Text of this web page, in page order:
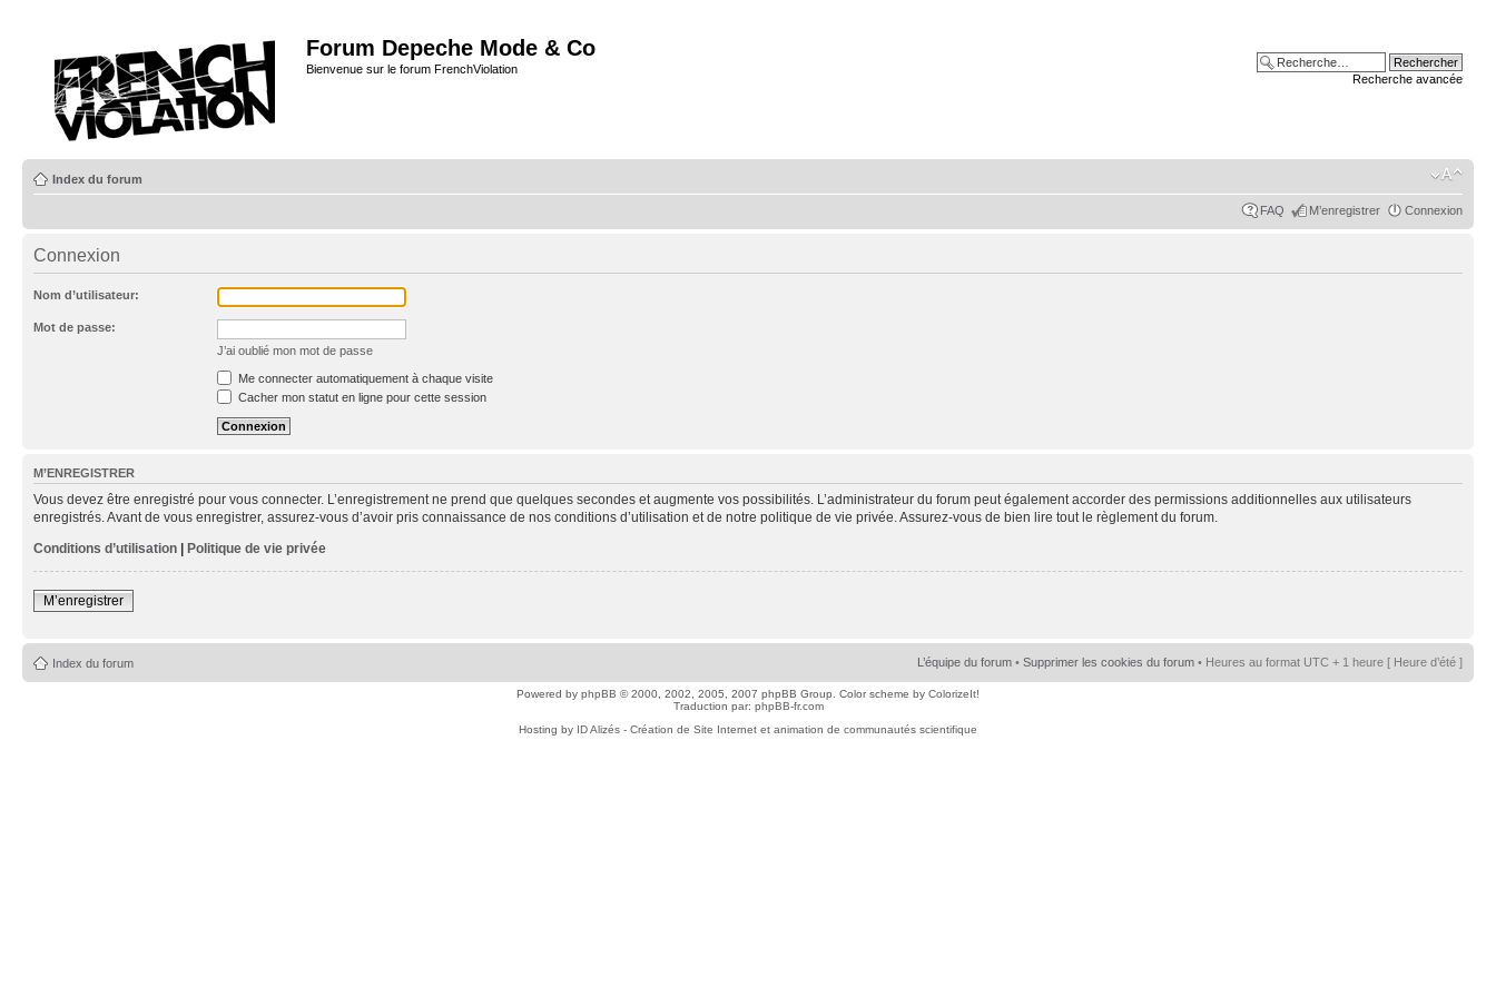
Forum Depeche Mode & Co
Bienvenue sur le forum FrenchViolation
Recherche avancée
Index du forum
FAQ M’enregistrer Connexion
Connexion
Nom d’utilisateur:
Mot de passe:
J’ai oublié mon mot de passe
Me connecter automatiquement à chaque visite
Cacher mon statut en ligne pour cette session
M’ENREGISTRER
Vous devez être enregistré pour vous connecter. L’enregistrement ne prend que quelques secondes et augmente vos possibilités. L’administrateur du forum peut également accorder des permissions additionnelles aux utilisateurs
enregistrés. Avant de vous enregistrer, assurez-vous d’avoir pris connaissance de nos conditions d’utilisation et de notre politique de vie privée. Assurez-vous de bien lire tout le règlement du forum.
Conditions d’utilisation | Politique de vie privée
M’enregistrer
Index du forum L’équipe du forum • Supprimer les cookies du forum • Heures au format UTC + 1 heure [ Heure d’été ]
Powered by phpBB © 2000, 2002, 2005, 2007 phpBB Group. Color scheme by ColorizeIt!
Traduction par: phpBB-fr.com
Hosting by ID Alizés - Création de Site Internet et animation de communautés scientifique